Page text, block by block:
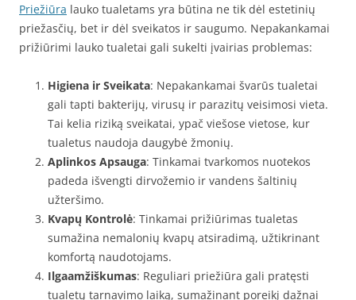
Priežiūra lauko tualetams yra būtina ne tik dėl estetinių
priežasčių, bet ir dėl sveikatos ir saugumo. Nepakankamai
prižiūrimi lauko tualetai gali sukelti įvairias problemas:
Higiena ir Sveikata: Nepakankamai švarūs tualetai
gali tapti bakterijų, virusų ir parazitų veisimosi vieta.
Tai kelia riziką sveikatai, ypač viešose vietose, kur
tualetus naudoja daugybė žmonių.
Aplinkos Apsauga: Tinkamai tvarkomos nuotekos
padeda išvengti dirvožemio ir vandens šaltinių
užteršimo.
Kvapų Kontrolė: Tinkamai prižiūrimas tualetas
sumažina nemalonių kvapų atsiradimą, užtikrinant
komfortą naudotojams.
Ilgaamžiškumas: Reguliari priežiūra gali pratęsti
tualetų tarnavimo laiką, sumažinant poreikį dažnai